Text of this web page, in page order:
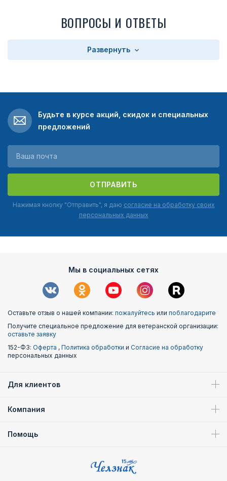
ВОПРОСЫ И ОТВЕТЫ
Развернуть
Будьте в курсе акций, скидок и специальных
предложений
ОТПРАВИТЬ
Нажимая кнопку "Отправить", я даю согласие на обработку своих
персональных данных
Мы в социальных сетях
Оставьте отзыв о нашей компании: пожалуйтесь или поблагодарите
Получите специальное предложение для ветеранской организации:
оставьте заявку
152-ФЗ: Оферта , Политика обработки и Согласие на обработку
персональных данных
Для клиентов
Компания
Помощь